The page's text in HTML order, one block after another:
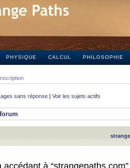
PHYSIQUE CALCUL PHILOSOPHIE
sans réponse | Voir les sujets actifs
accédant à